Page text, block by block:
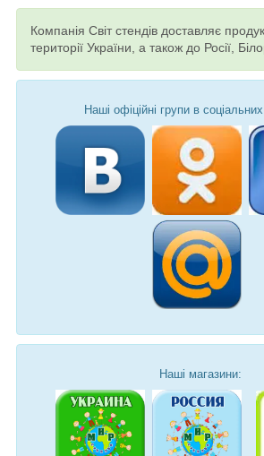
Компанія Світ стендів доставляє
території України, а також до Росії,
Наші офіційні групи в
Наші магазини: